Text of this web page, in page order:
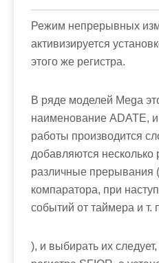
Режим непрерывных
активизируется
этого же регистра.
В ряде моделей Mega
наименование ADATE,
работы производится
добавляются несколько
различные прерывания
компаратора, при
событий от таймера и т.
), и выбирать их